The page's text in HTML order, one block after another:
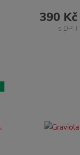
390 Kč
s DPH